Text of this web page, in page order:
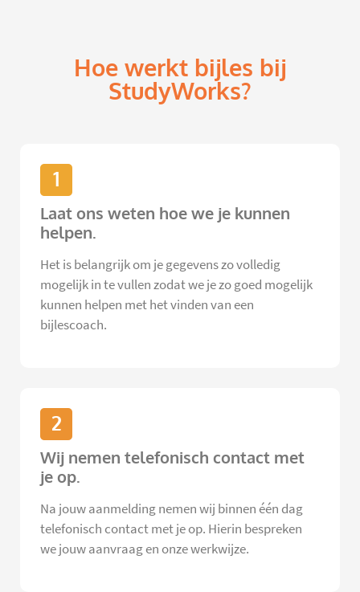
Hoe werkt bijles bij
StudyWorks?
1
Laat ons weten hoe we je kunnen
helpen.
Het is belangrijk om je gegevens zo volledig
mogelijk in te vullen zodat we je zo goed mogelijk
kunnen helpen met het vinden van een
bijlescoach.
2
Wij nemen telefonisch contact met
je op.
Na jouw aanmelding nemen wij binnen één dag
telefonisch contact met je op. Hierin bespreken
we jouw aanvraag en onze werkwijze.